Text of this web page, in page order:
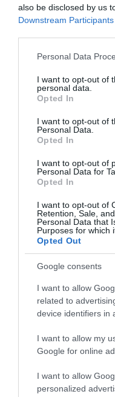
also be disclosed by us
Downstream Participants
Please note that this
not limited to your visit
grant or deny consent
use your data for below
consent section.
Personal Data
I want to opt-out of
personal data.
Opted In
I want to opt-out of
Personal Data.
Opted In
I want to opt-out of
Personal Data for
Opted In
I want to opt-out of
Retention, Sale,
Personal Data that
Purposes for which
Opted Out
Google consents
I want to allow
related to
device identifiers in
I want to allow my
Google for online
I want to allow
personalized
Értékelések
3.3 4
3
1
Berecz Orsolya Berecz Orsolya
2023. Március 24.